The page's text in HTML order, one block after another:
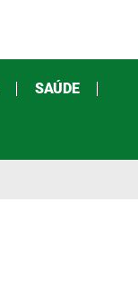
SAÚDE